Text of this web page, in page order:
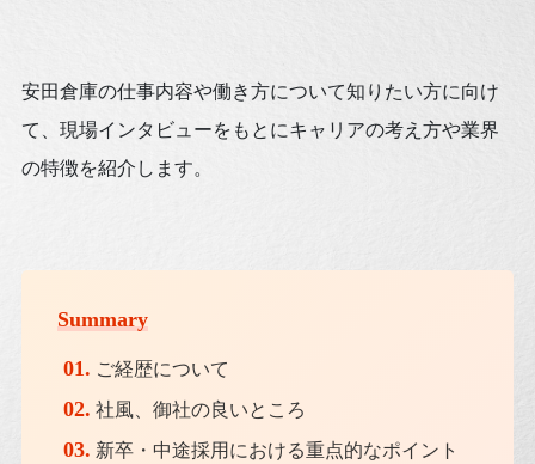
安田倉庫の仕事内容や働き方について知りたい方に向け
て、現場インタビューをもとにキャリアの考え方や業界
の特徴を紹介します。
Summary
01. ご経歴について
02. 社風、御社の良いところ
03. 新卒・中途採用における重点的なポイント